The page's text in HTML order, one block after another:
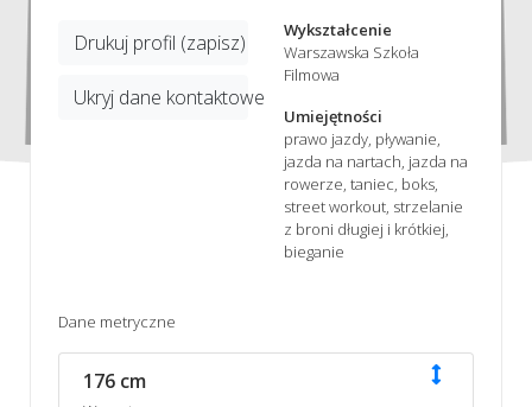
Drukuj profil (zapisz)
Ukryj dane kontaktowe
Wykształcenie
Warszawska Szkoła
Filmowa
Umiejętności
prawo jazdy, pływanie,
jazda na nartach, jazda na
rowerze, taniec, boks,
street workout, strzelanie
z broni długiej i krótkiej,
bieganie
Dane metryczne
176 cm